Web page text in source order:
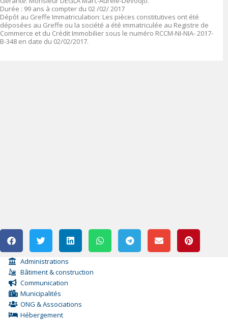
Durée : 99 ans à compter du 02 /02/ 2017
Dépôt au Greffe Immatriculation: Les pièces constitutives ont été
déposées au Greffe ou la société a été immatriculée au Registre de
Commerce et du Crédit Immobilier sous le numéro RCCM-NI-NIA- 2017-
B-348 en date du 02/02/2017.
Administrations
Bâtiment & construction
Communication
Municipalités
ONG & Associations
Hébergement